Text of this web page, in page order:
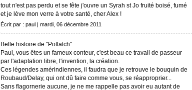
tout n'est pas perdu et se fête j'ouvre un Syrah st Jo fruité boisé, fumé
et je lève mon verre à votre santé, cher Alex !
Écrit par : paul | mardi, 06 décembre 2011
Belle histoire de "Potlatch".
Paul, vous êtes un fameux conteur, c'est beau ce travail de passeur
par l'adaptation libre, l'invention, la création.
Ces légendes amérindiennes, il faudra que je retrouve le bouquin de
Roubaud/Delay, qui ont dû faire comme vous, se réapproprier...
Sans flagornerie aucune, je ne me rappelle pas avoir eu autant de